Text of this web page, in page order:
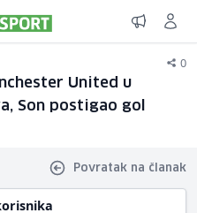
0
United u
Son postigao gol
Povratak na članak